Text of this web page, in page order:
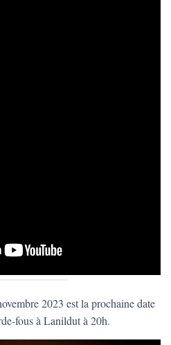
2023 est la prochaine date
fous à Lanildut à 20h.